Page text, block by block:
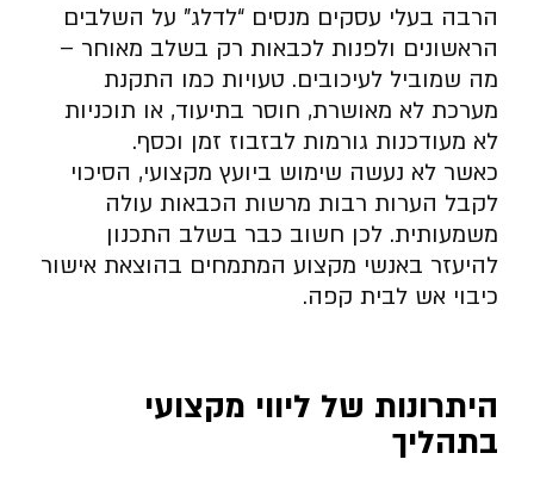
הרבה בעלי עסקים מנסים “לדלג” על השלבים
הראשונים ולפנות לכבאות רק בשלב מאוחר –
מה שמוביל לעיכובים. טעויות כמו התקנת
מערכת לא מאושרת, חוסר בתיעוד, או תוכניות
לא מעודכנות גורמות לבזבוז זמן וכסף.
כאשר לא נעשה שימוש ביועץ מקצועי, הסיכוי
לקבל הערות רבות מרשות הכבאות עולה
משמעותית. לכן חשוב כבר בשלב התכנון
להיעזר באנשי מקצוע המתמחים בהוצאת אישור
כיבוי אש לבית קפה.
היתרונות של ליווי מקצועי
בתהליך